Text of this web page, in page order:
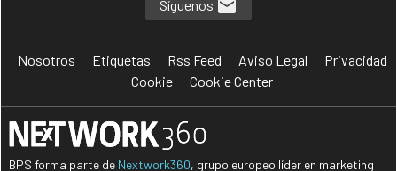
Síguenos
Nosotros Etiquetas Rss Feed Aviso Legal
Privacidad
Cookie
Cookie Center
BPS forma parte de Nextwork360, grupo europeo líder en marketing